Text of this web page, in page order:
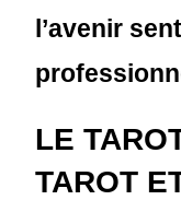
l’avenir
LE
TAROT